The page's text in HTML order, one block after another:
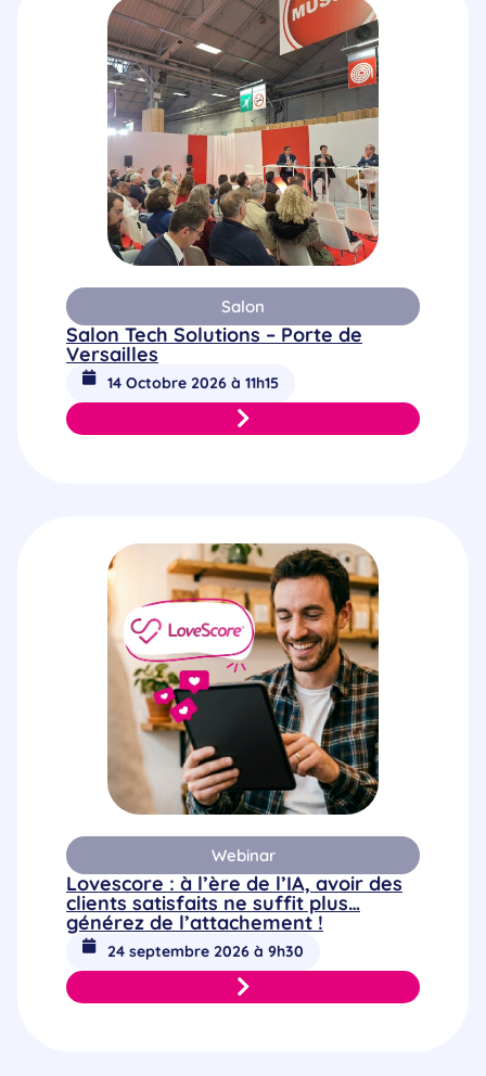
Salon
Salon Tech Solutions – Porte de
Versailles
14 Octobre 2026 à 11h15
Webinar
Lovescore : à l’ère de l’IA, avoir des
clients satisfaits ne suffit plus…
générez de l’attachement !
24 septembre 2026 à 9h30